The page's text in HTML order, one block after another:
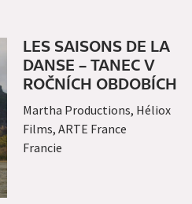
LES SAISONS DE LA
DANSE – TANEC V
ROČNÍCH OBDOBÍCH
Martha Productions, Héliox
Films, ARTE France
Francie